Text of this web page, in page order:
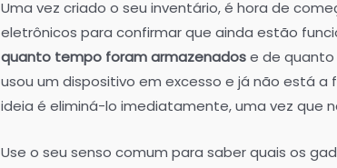
Uma vez criado o seu inventário, é hora de
eletrônicos para confirmar que ainda estão
quanto tempo foram armazenadose de quanto
usou um dispositivo em excesso e já não está
ideia é eliminá-lo imediatamente, uma vez que
Use o seu senso comum para saber quais os